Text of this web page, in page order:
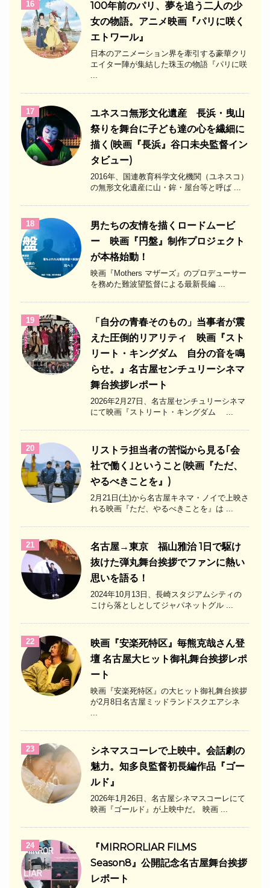
16
100年前のパリ、夢を追う二人の少
女の物語。アニメ映画『パリに咲く
エトワール』
日本のアニメーション界を牽引する豪華クリ
エイター陣が集結した珠玉の物語『パリに咲
...
17
ユネスコ無形文化遺産 長浜・曳山
祭りを舞台に子ども達の心を繊細に
描く(映画『長浜』谷口未央監督イン
タビュー)
2016年、国連教育科学文化機関（ユネスコ）
の無形文化遺産に山・鉾・屋台等と呼ば ...
18
男たちの友情を描くロードムービ
ー 映画『円盤』制作プロジェクト
が本格始動！
映画『Mothers マザーズ』のプロデューサー
を務めた難波望監督による最新長編 ...
19
「自分の青春そのもの」当事者が震
えた圧倒的リアリティ 映画『スト
リート・キングダム 自分の音を鳴
らせ。』名古屋センチュリーシネマ
舞台挨拶レポート
2026年2月27日、名古屋センチュリーシネマ
にて映画『ストリート・キングダム ...
20
リストラ担当者の苦悩から見る｢会
社で働く｣ということ(映画『ただ、
やるべきことを』)
2月21日(土)から名古屋キネマ・ノイで上映さ
れる映画『ただ、やるべきことを』は ...
21
名古屋→東京 福山雅治 1日で駆け
抜けた弾丸舞台挨拶でファンに熱い
思いを語る！
2024年10月13日、長崎スタジアムシティの
こけら落としとしてジャパネットグル ...
22
映画『安楽死特区』毎熊克哉さん登
壇 名古屋大ヒット御礼舞台挨拶レポ
ート
映画『安楽死特区』の大ヒット御礼舞台挨拶
が2月8日名古屋ミッドランドスクエアシネ
...
23
シネマスコーレで上映中。会話劇の
魅力。知多良監督初長編作品『ゴー
ルド』
2026年1月26日、名古屋シネマスコーレにて
映画『ゴールド』が上映中だ。 映画 ...
24
『MIRRORLIAR FILMS
Season8』公開記念名古屋舞台挨拶
レポート